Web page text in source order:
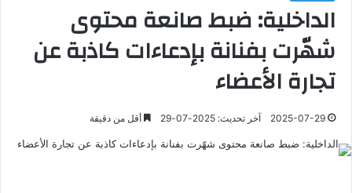
الداخلية: ضبط صانعة محتوى
شهّرت بفنانة بإدعاءات كاذبة عن
تجارة الأعضاء
2025-07-29 آخر تحديث: 2025-07-29 أقل من دقيقة